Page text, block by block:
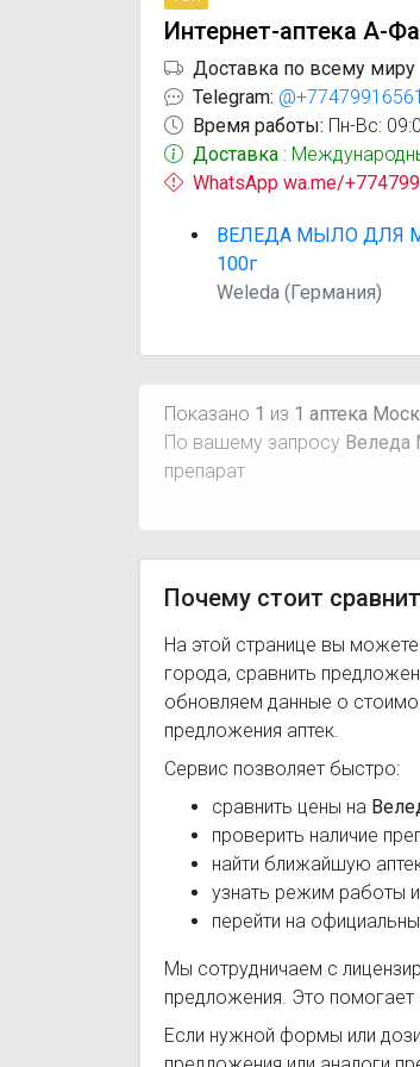
Интернет-аптека А-
Доставка по всему миру
Telegram: @+77479916561
Время работы: Пн-Вс:
Доставка :
WhatsApp wa.me/
ВЕЛЕДА МЫЛО ДЛЯ
100г
Weleda (Германия)
Показано 1 из 1 аптека
По вашему запросу Веледа
препарат
Почему стоит
На этой странице вы
города, сравнить
обновляем данные о
предложения аптек.
Сервис позволяет быстро:
сравнить цены на
проверить наличие
найти ближайшую
узнать режим работы
перейти на
Мы сотрудничаем с
предложения. Это помогает
Если нужной формы или